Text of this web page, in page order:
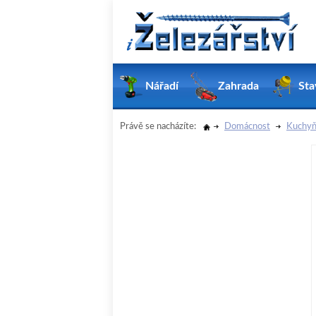
Nářadí Zahrada
Právě se nacházíte: Domácnost